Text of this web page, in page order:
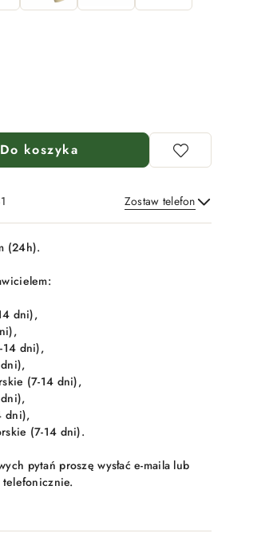
Do koszyka
Zostaw telefon
Wyślij
(24h).
dni),
14 dni),
(7-14 dni),
dni),
(7-14 dni).
pytań proszę wysłać e-maila lub